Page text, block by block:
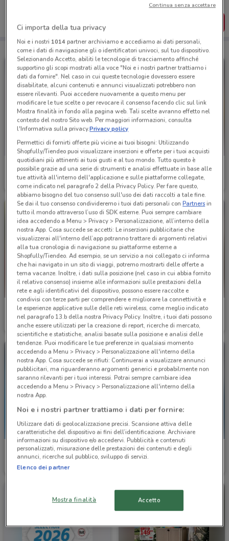
Bricofer
Scade il 23/08 18.7 km
Bricofer
Scade il 31/08
Bricofer
Scade il 31/08 18.7 km
Edil Kamin
Scade il 31/10
Fervi
Scade il 31/12
Fervi
Ci importa della tua privacy
Noi e i nostri 1014partner archiviamo e accediamo ai dati personali,
come i dati di navigazione gli o identificatori univoci, sul tuo dispositivo.
Selezionando Accetto, abiliti le tecnologie di tracciamento affinché
supportino gli scopi mostrati alla voce "Noi e i nostri partner trattiamo i
dati da fornire". Nel caso in cui queste tecnologie dovessero essere
disabilitate, alcuni contenuti e annunci visualizzati potrebbero non
essere rilevanti. Puoi accedere nuovamente a questo menu per
modificare le tue scelte o per revocare il consenso facendo clic sul link
Mostra finalità in fondo alla pagina web. Tali scelte avranno effetto nel
contesto del nostro Sito web. Per maggiori informazioni, consulta
l'Informativa sulla privacy.Privacy policy
Permettici di fornirti offerte più vicine ai tuoi bisogni: Utilizzando
Shopfully/Tiendeo puoi visualizzare inserzioni e offerte per i tuoi acquisti
quotidiani più attinenti ai tuoi gusti e al tuo mondo. Tutto questo è
possibile grazie ad una serie di strumenti e analisi effettuate in base alle
tue attività all'interno dell'applicazione e sulle piattaforme collegate,
come indicato nel paragrafo 2 della Privacy Policy. Per fare questo,
abbiamo bisogno del tuo consenso sull'uso dei dati raccolti a tale fine.
Se dai il tuo consenso condivideremo i tuoi dati personali conPartnersin
tutto il mondo attraverso l’uso di SDK esterne. Puoi sempre cambiare
idea accedendo a Menu > Privacy > Personalizzazione, all’interno della
nostra App. Cosa succede se accetti: Le inserzioni pubblicitarie che
visualizzerai all'interno dell’app potranno trattare di argomenti relativi
alla tua cronologia di navigazione su piattaforme esterne a
Shopfully/Tiendeo. Ad esempio, se un servizio a noi collegato ci informa
che hai navigato in un sito di viaggi, potremo mostrarti delle offerte a
tema vacanze. Inoltre, i dati sulla posizione (nel caso in cui abbia fornito
il relativo consenso) insieme alle informazioni sulle prestazioni della
rete e agli identificativi del dispositivo, possono essere raccolte e
condivisi con terze parti per comprendere e migliorare la connettività e
le esperienze applicative sulle delle reti wireless, come meglio indicato
nel paragrafo 13.b della nostra Privacy Policy. Inoltre, i tuoi dati possono
anche essere utilizzati per la creazione di report, ricerche di mercato,
scientifiche e statistiche, analisi basate sulla posizione e analisi delle
tendenze. Puoi modificare le tue preferenze in qualsiasi momento
accedendo a Menu > Privacy > Personalizzazione all'interno della
nostra App. Cosa succede se rifiuti: Continuerai a visualizzare annunci
pubblicitari, ma riguarderanno argomenti generici e probabilmente non
saranno rilevanti per i tuoi interessi. Potrai sempre cambiare idea
accedendo a Menu > Privacy > Personalizzazione all'interno della
nostra App.
Noi e i nostri partner trattiamo i dati per fornire:
Utilizzare dati di geolocalizzazione precisi. Scansione attiva delle
caratteristiche del dispositivo ai fini dell’identificazione. Archiviare
informazioni su dispositivo e/o accedervi. Pubblicità e contenuti
personalizzati, misurazione delle prestazioni dei contenuti e degli
annunci, ricerche sul pubblico, sviluppo di servizi.
Elenco dei partner
Mostra finalità Accetto
Continua senza accettare